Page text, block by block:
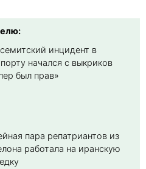
инцидент в
начался с выкриков
был прав»
пара репатриантов из
работала на иранскую